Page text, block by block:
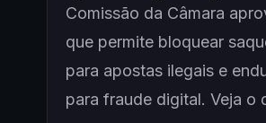
Comissão da Câmara
que permite bloquear
para apostas ilegais e
para fraude digital. Veja o